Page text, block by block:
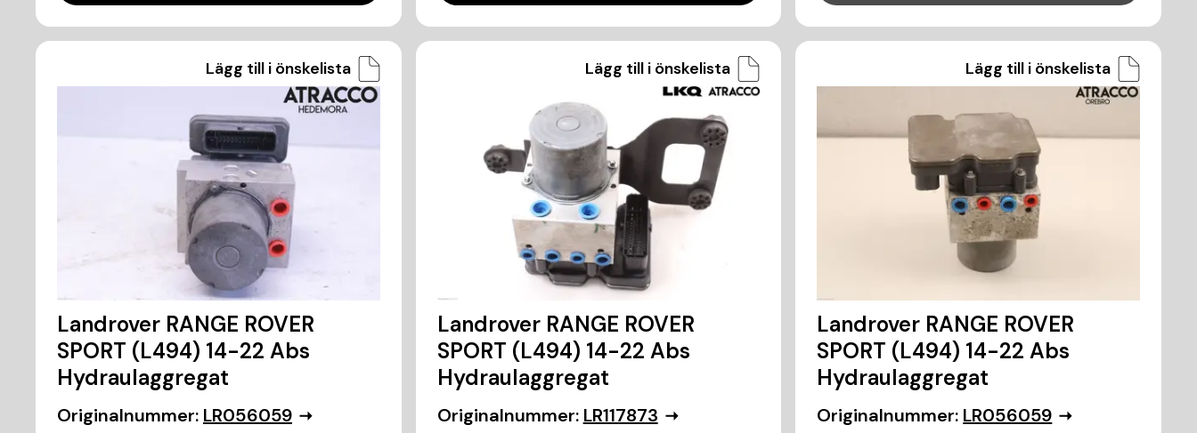
Lägg till i önskelista
Landrover RANGE ROVER
SPORT (L494) 14-22 Abs
Hydraulaggregat
Originalnummer: LR056059
Lägg till i önskelista
Landrover RANGE ROVER
SPORT (L494) 14-22 Abs
Hydraulaggregat
Originalnummer: LR117873
Lägg till i önskelista
Landrover RANGE ROVER
SPORT (L494) 14-22 Abs
Hydraulaggregat
Originalnummer: LR056059